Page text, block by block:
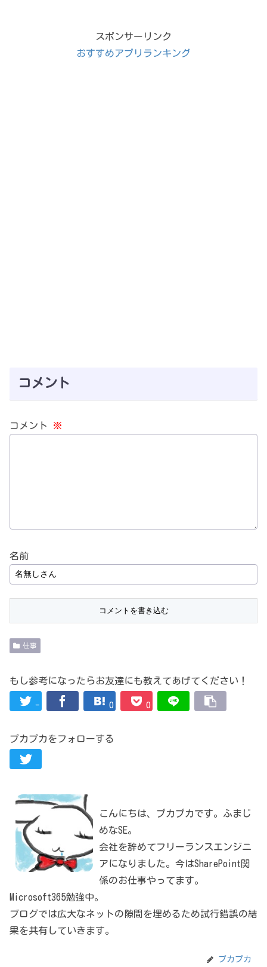
スポンサーリンク
おすすめアプリランキング
コメント
コメント ※
名前
仕事
もし参考になったらお友達にも教えてあげてください！
- 0 0
プカプカをフォローする
こんにちは、プカプカです。ふまじ
めなSE。
会社を辞めてフリーランスエンジニ
アになりました。今はSharePoint関
係のお仕事やってます。
Microsoft365勉強中。
ブログでは広大なネットの隙間を埋めるため試行錯誤の結
果を共有していきます。
プカプカ